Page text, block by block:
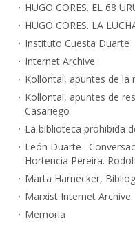
HUGO CORES. EL 68
HUGO CORES. LA
Instituto Cuesta Duarte
Internet Archive
Kollontai, apuntes de la
Kollontai, apuntes de
Casariego
La biblioteca prohibida
León Duarte :
Hortencia Pereira.
Marta Harnecker,
Marxist Internet Archive
Memoria